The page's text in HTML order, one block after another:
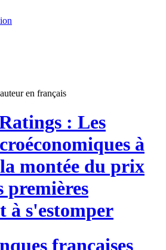
en français
: Les
à
montée du prix
premières
à s'estomper
françaises